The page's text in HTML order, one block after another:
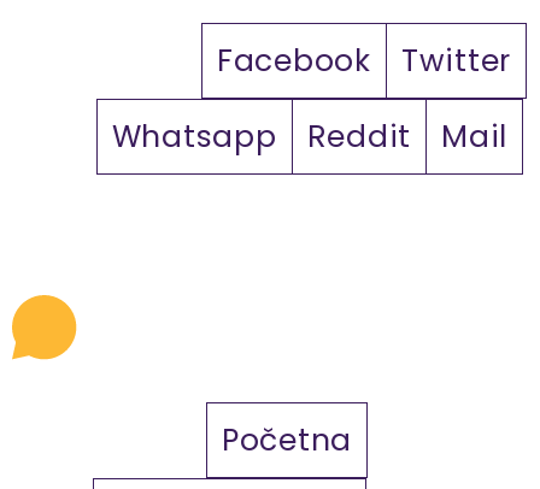
Facebook
Twitter
Whatsapp
Reddit Mail
Početna